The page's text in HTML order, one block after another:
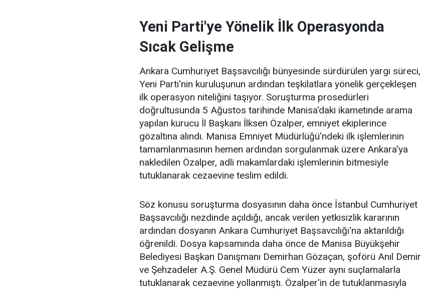
Yeni Parti'ye Yönelik İlk Operasyonda
Sıcak Gelişme
Ankara Cumhuriyet Başsavcılığı bünyesinde sürdürülen yargı süreci,
Yeni Parti'nin kuruluşunun ardından teşkilatlara yönelik gerçekleşen
ilk operasyon niteliğini taşıyor. Soruşturma prosedürleri
doğrultusunda 5 Ağustos tarihinde Manisa'daki ikametinde arama
yapılan kurucu İl Başkanı İlksen Özalper, emniyet ekiplerince
gözaltına alındı. Manisa Emniyet Müdürlüğü'ndeki ilk işlemlerinin
tamamlanmasının hemen ardından sorgulanmak üzere Ankara'ya
nakledilen Özalper, adli makamlardaki işlemlerinin bitmesiyle
tutuklanarak cezaevine teslim edildi.
Söz konusu soruşturma dosyasının daha önce İstanbul Cumhuriyet
Başsavcılığı nezdinde açıldığı, ancak verilen yetkisizlik kararının
ardından dosyanın Ankara Cumhuriyet Başsavcılığı'na aktarıldığı
öğrenildi. Dosya kapsamında daha önce de Manisa Büyükşehir
Belediyesi Başkan Danışmanı Demirhan Gözaçan, şoförü Anıl Demir
ve Şehzadeler A.Ş. Genel Müdürü Cem Yüzer aynı suçlamalarla
tutuklanarak cezaevine yollanmıştı. Özalper'in de tutuklanmasıyla